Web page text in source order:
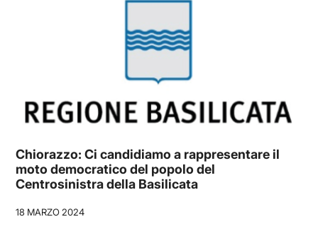
Chiorazzo: Ci candidiamo a rappresentare il
moto democratico del popolo del
Centrosinistra della Basilicata
18 MARZO 2024